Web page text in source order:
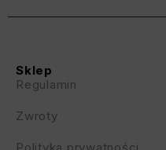
Sklep
Regulamin
Zwroty